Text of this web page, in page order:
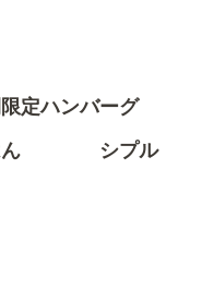
定ハンバーグ
はん シプル